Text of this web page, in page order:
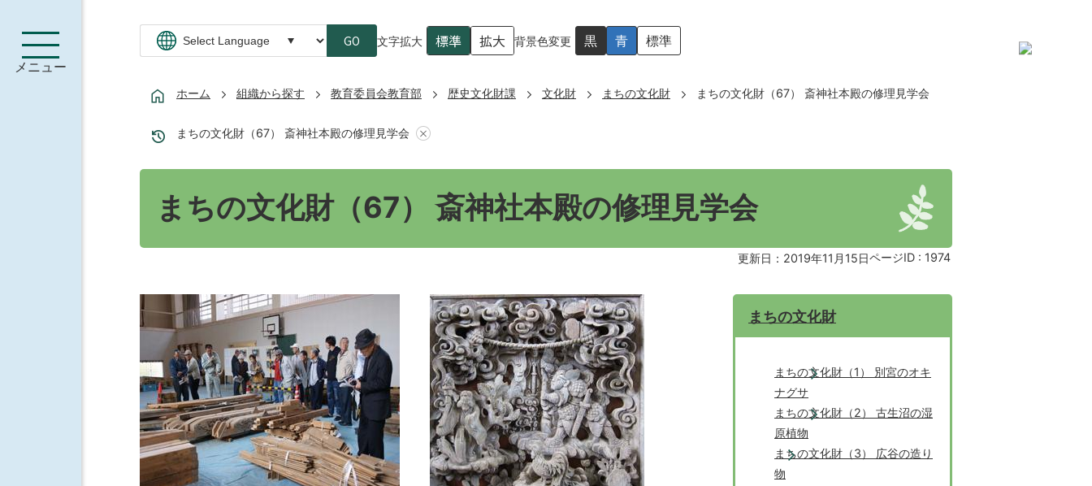
メニュー
GO 文字拡大 標準 拡大 背景色変更 黒 青 標準
ホーム 組織から探す 教育委員会教育部 歴史文化財課 文化財 まちの文化財 まちの文化財（67） 斎神社本殿の修理見学会
まちの文化財（67） 斎神社本殿の修理見学会
まちの文化財（67） 斎神社本殿の修理見学会
更新日：2019年11月15日ページID : 1974
まちの文化財
まちの文化財（1） 別宮のオキ
ナグサ
まちの文化財（2） 古生沼の湿
原植物
まちの文化財（3） 広谷の造り
物